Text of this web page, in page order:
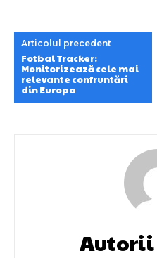
Articolul precedent
Fotbal Tracker:
Monitorizează cele mai
relevante confruntări
din Europa
Autorii